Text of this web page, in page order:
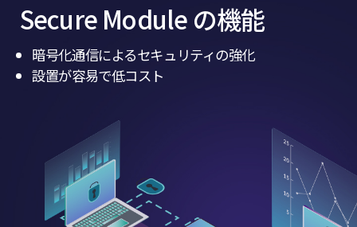
Secure Module の機能
暗号化通信によるセキュリティの強化
設置が容易で低コスト